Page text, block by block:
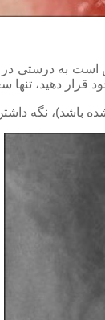
است به درستی
قرار دهید،
باشد)، نگه